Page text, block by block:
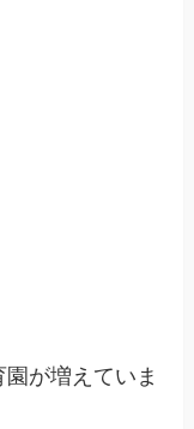
が増えていま